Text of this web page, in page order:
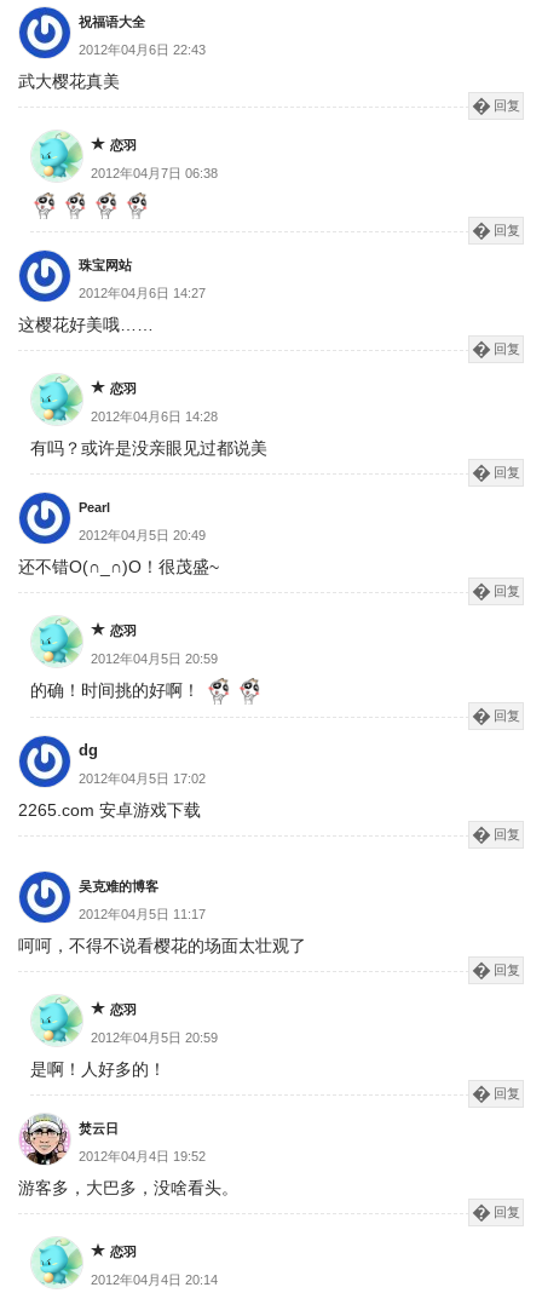
祝福语大全
2012年04月6日 22:43
武大樱花真美
回复
恋羽
2012年04月7日 06:38
回复
珠宝网站
2012年04月6日 14:27
这樱花好美哦……
回复
恋羽
2012年04月6日 14:28
有吗？或许是没亲眼见过都说美
回复
Pearl
2012年04月5日 20:49
还不错O(∩_∩)O！很茂盛~
回复
恋羽
2012年04月5日 20:59
的确！时间挑的好啊！
回复
dg
2012年04月5日 17:02
2265.com 安卓游戏下载
回复
吴克难的博客
2012年04月5日 11:17
呵呵，不得不说看樱花的场面太壮观了
回复
恋羽
2012年04月5日 20:59
是啊！人好多的！
回复
焚云日
2012年04月4日 19:52
游客多，大巴多，没啥看头。
回复
恋羽
2012年04月4日 20:14